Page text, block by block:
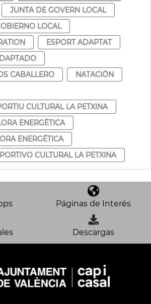
JUNTA DE GOVERN LOCAL
LOCAL
ESPORT ADAPTAT
CABALLERO
NATACIÓN
CULTURAL LA PETXINA
ENERGÈTICA
ENERGÉTICA
CULTURAL LA PETXINA
Páginas de Interés
Descargas